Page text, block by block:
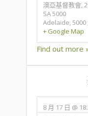
澳亞基督教會,
SA 5000
Adelaide,5000
+ Google Map
Find out more
8 月 17 日 @